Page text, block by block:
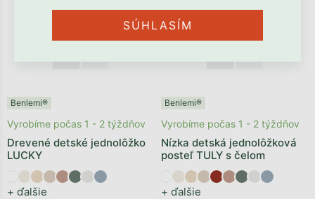
SÚHLASÍM
Benlemi®
Drevené detské jednolôžko
LUCKY
+ ďalšie
Vyrobíme počas 1 - 2 týždňov
Benlemi®
Nízka detská jednolôžková
posteľ TULY s čelom
+ ďalšie
Vyrobíme počas 1 - 2 týždňov